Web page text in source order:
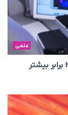
علمی